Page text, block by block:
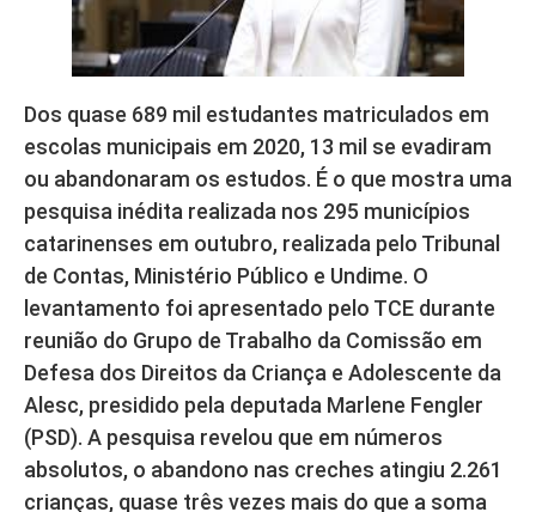
Dos quase 689 mil estudantes matriculados em
escolas municipais em 2020, 13 mil se evadiram
ou abandonaram os estudos. É o que mostra uma
pesquisa inédita realizada nos 295 municípios
catarinenses em outubro, realizada pelo Tribunal
de Contas, Ministério Público e Undime. O
levantamento foi apresentado pelo TCE durante
reunião do Grupo de Trabalho da Comissão em
Defesa dos Direitos da Criança e Adolescente da
Alesc, presidido pela deputada Marlene Fengler
(PSD). A pesquisa revelou que em números
absolutos, o abandono nas creches atingiu 2.261
crianças, quase três vezes mais do que a soma